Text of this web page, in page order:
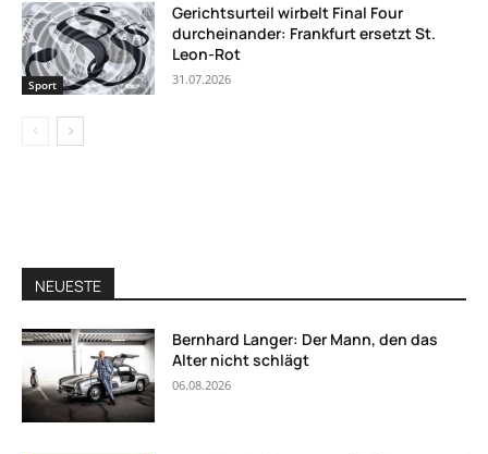
Sport
Gerichtsurteil wirbelt Final Four
durcheinander: Frankfurt ersetzt St.
Leon-Rot
31.07.2026
NEUESTE
Bernhard Langer: Der Mann, den das
Alter nicht schlägt
06.08.2026